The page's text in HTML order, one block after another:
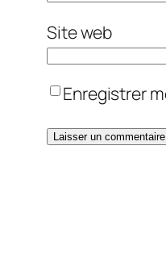
Site web
Enregistrer